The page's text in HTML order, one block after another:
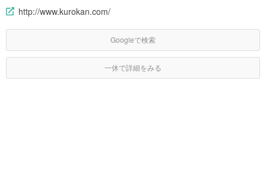
http://www.kurokan.com/
Googleで検索
一休で詳細をみる